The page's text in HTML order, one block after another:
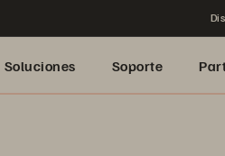
Soluciones Soporte